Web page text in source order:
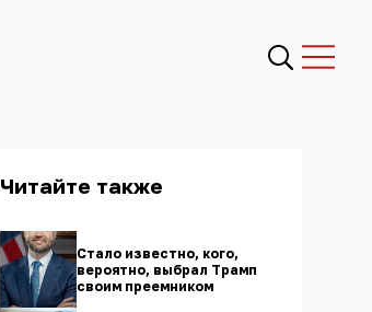
Читайте также
Стало известно, кого,
вероятно, выбрал Трамп
своим преемником